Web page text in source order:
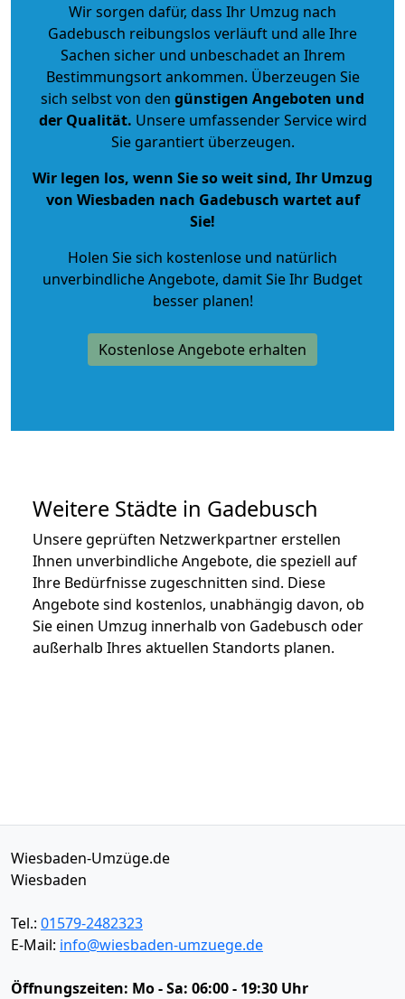
Wir sorgen dafür, dass Ihr Umzug nach
Gadebusch reibungslos verläuft und alle Ihre
Sachen sicher und unbeschadet an Ihrem
Bestimmungsort ankommen. Überzeugen Sie
sich selbst von den günstigen Angeboten und
der Qualität. Unsere umfassender Service wird
Sie garantiert überzeugen.
Wir legen los, wenn Sie so weit sind, Ihr Umzug
von Wiesbaden nach Gadebusch wartet auf
Sie!
Holen Sie sich kostenlose und natürlich
unverbindliche Angebote, damit Sie Ihr Budget
besser planen!
Kostenlose Angebote erhalten
Weitere Städte in Gadebusch
Unsere geprüften Netzwerkpartner erstellen
Ihnen unverbindliche Angebote, die speziell auf
Ihre Bedürfnisse zugeschnitten sind. Diese
Angebote sind kostenlos, unabhängig davon, ob
Sie einen Umzug innerhalb von Gadebusch oder
außerhalb Ihres aktuellen Standorts planen.
Wiesbaden-Umzüge.de
Wiesbaden
Tel.: 01579-2482323
E-Mail: info@wiesbaden-umzuege.de
Öffnungszeiten: Mo - Sa: 06:00 - 19:30 Uhr